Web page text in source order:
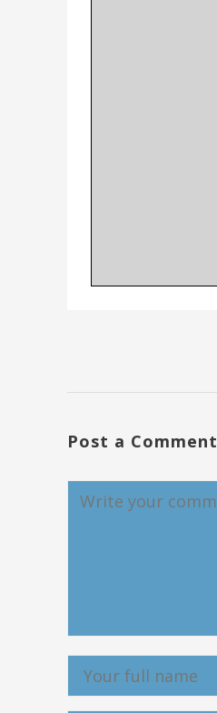
Post a Comment